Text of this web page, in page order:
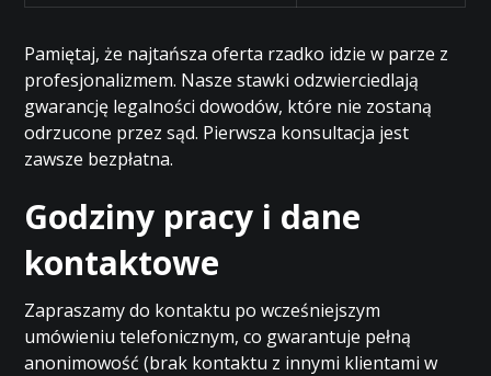
Pamiętaj, że najtańsza oferta rzadko idzie w parze z
profesjonalizmem. Nasze stawki odzwierciedlają
gwarancję legalności dowodów, które nie zostaną
odrzucone przez sąd. Pierwsza konsultacja jest
zawsze bezpłatna.
Godziny pracy i dane
kontaktowe
Zapraszamy do kontaktu po wcześniejszym
umówieniu telefonicznym, co gwarantuje pełną
anonimowość (brak kontaktu z innymi klientami w